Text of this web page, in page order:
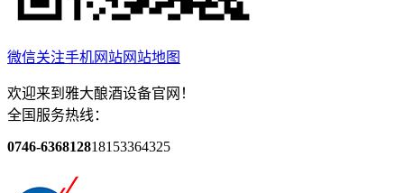
微信关注手机网站网站地图
欢迎来到雅大酿酒设备官网！
全国服务热线：
0746-636812818153364325